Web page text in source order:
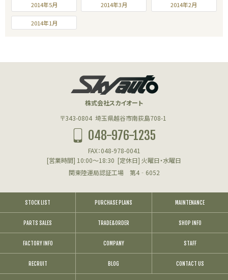
2014年5月 2014年3月 2014年2月
2014年1月
株式会社スカイオート
〒343-0804 埼玉県越谷市南荻島708-1
048-976-1235
FAX：048-978-0041
[営業時間] 10:00～18:30 [定休日] 火曜日・水曜日
関東陸運局認証工場 第4‐6052
STOCK LIST PURCHASE PLANS MAINTENANCE
PARTS SALES TRADE&ORDER SHOP INFO
FACTORY INFO COMPANY STAFF
RECRUIT BLOG CONTACT US